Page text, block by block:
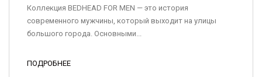
Коллекция BEDHEAD FOR MEN — это история
современного мужчины, который выходит на улицы
большого города. Основными...
ПОДРОБНЕЕ